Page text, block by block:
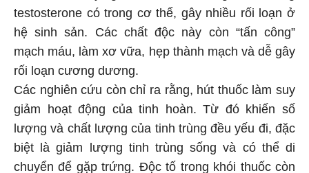
testosterone có trong cơ thể, gây nhiều rối loạn ở
hệ sinh sản. Các chất độc này còn “tấn công”
mạch máu, làm xơ vữa, hẹp thành mạch và dễ gây
rối loạn cương dương.
Các nghiên cứu còn chỉ ra rằng, hút thuốc làm suy
giảm hoạt động của tinh hoàn. Từ đó khiến số
lượng và chất lượng của tinh trùng đều yếu đi, đặc
biệt là giảm lượng tinh trùng sống và có thể di
chuyển để gặp trứng. Độc tố trong khói thuốc còn